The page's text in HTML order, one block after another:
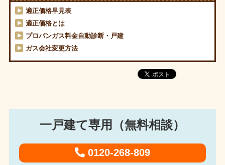
適正価格早見表
適正価格とは
プロパンガス料金自動診断・戸建
ガス会社変更方法
一戸建て専用（無料相談）
0120-268-809